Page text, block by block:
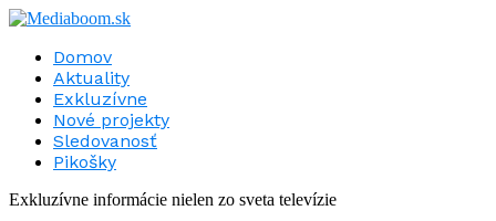
Domov
Aktuality
Exkluzívne
Nové projekty
Sledovanosť
Pikošky
Exkluzívne informácie nielen zo sveta televízie